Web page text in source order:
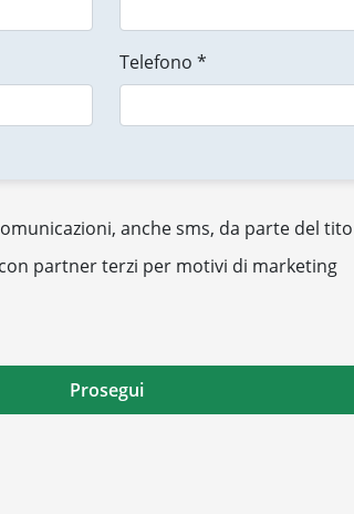
Telefono *
anche sms, da parte del
partner terzi per motivi di marketing